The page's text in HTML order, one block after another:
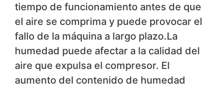
tiempo de funcionamiento antes de que
el aire se comprima y puede provocar el
fallo de la máquina a largo plazo.La
humedad puede afectar a la calidad del
aire que expulsa el compresor. El
aumento del contenido de humedad